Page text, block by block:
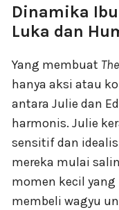
Dinamika
Luka dan
Yang membuat
hanya aksi atau
antara Julie dan
harmonis. Julie
sensitif dan
mereka mulai
momen kecil
membeli wagyu